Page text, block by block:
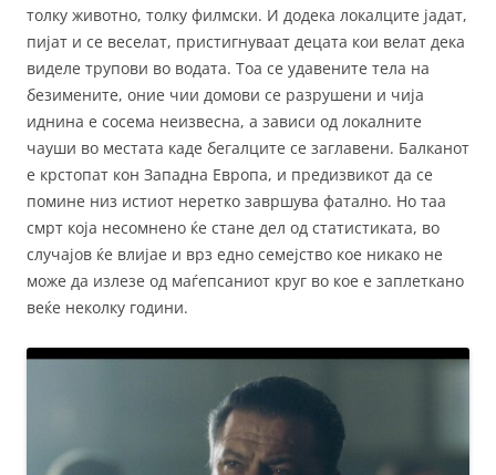
толку животно, толку филмски. И додека локалците јадат,
пијат и се веселат, пристигнуваат децата кои велат дека
виделе трупови во водата. Тоа се удавените тела на
безимените, оние чии домови се разрушени и чија
иднина е сосема неизвесна, а зависи од локалните
чауши во местата каде бегалците се заглавени. Балканот
е крстопат кон Западна Европа, и предизвикот да се
помине низ истиот неретко завршува фатално. Но таа
смрт која несомнено ќе стане дел од статистиката, во
случајов ќе влијае и врз едно семејство кое никако не
може да излезе од маѓепсаниот круг во кое е заплеткано
веќе неколку години.